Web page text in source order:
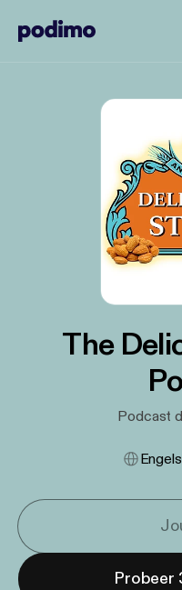
The
Podcast
Engels
Probeer